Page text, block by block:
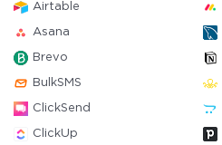
Airtable
Asana
Brevo
BulkSMS
ClickSend
ClickUp